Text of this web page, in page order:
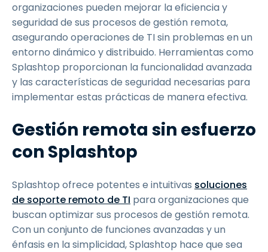
organizaciones pueden mejorar la eficiencia y
seguridad de sus procesos de gestión remota,
asegurando operaciones de TI sin problemas en un
entorno dinámico y distribuido. Herramientas como
Splashtop proporcionan la funcionalidad avanzada
y las características de seguridad necesarias para
implementar estas prácticas de manera efectiva.
Gestión remota sin esfuerzo
con Splashtop
Splashtop ofrece potentes e intuitivas soluciones
de soporte remoto de TI para organizaciones que
buscan optimizar sus procesos de gestión remota.
Con un conjunto de funciones avanzadas y un
énfasis en la simplicidad, Splashtop hace que sea